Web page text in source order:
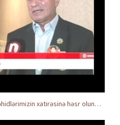
AVMVİB Naxçıvan MR təşkilatı şəhidlərimizin xatirəsinə həsr olunmuş tədbir keçirdi